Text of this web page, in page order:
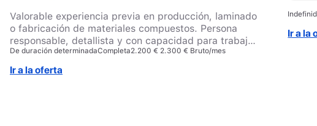
Valorable experiencia previa en producción, laminado
o fabricación de materiales compuestos. Persona
responsable, detallista y con capacidad para trabajar
en equipo. Disponibilidad para incorporación
inmediata.
De duración determinadaCompleta2.200 € 2.300 € Bruto/mes
Ir a la oferta
Ir a la